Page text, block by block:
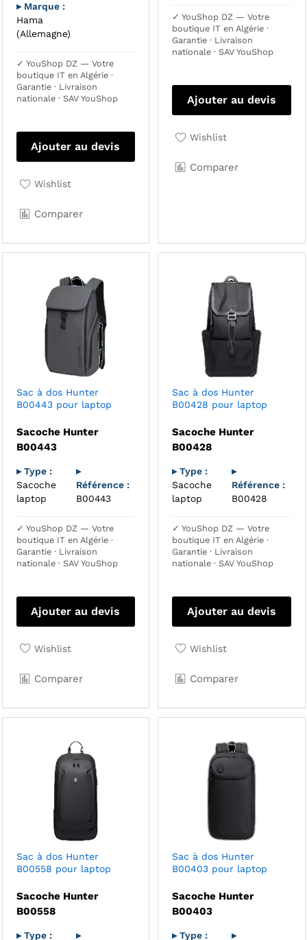
▸ Marque :
Hama
(Allemagne)
✓ YouShop DZ — Votre
boutique IT en Algérie ·
Garantie · Livraison
nationale · SAV YouShop
Ajouter au devis
Wishlist
Comparer
✓ YouShop DZ — Votre
boutique IT en Algérie ·
Garantie · Livraison
nationale · SAV YouShop
Ajouter au devis
Wishlist
Comparer
Sac à dos Hunter
B00443 pour laptop
Sacoche Hunter
B00443
▸ Type :
Sacoche
laptop
▸
Référence :
B00443
✓ YouShop DZ — Votre
boutique IT en Algérie ·
Garantie · Livraison
nationale · SAV YouShop
Ajouter au devis
Wishlist
Comparer
Sac à dos Hunter
B00428 pour laptop
Sacoche Hunter
B00428
▸ Type :
Sacoche
laptop
▸
Référence :
B00428
✓ YouShop DZ — Votre
boutique IT en Algérie ·
Garantie · Livraison
nationale · SAV YouShop
Ajouter au devis
Wishlist
Comparer
Sac à dos Hunter
B00558 pour laptop
Sacoche Hunter
B00558
▸ Type : ▸
Sac à dos Hunter
B00403 pour laptop
Sacoche Hunter
B00403
▸ Type : ▸